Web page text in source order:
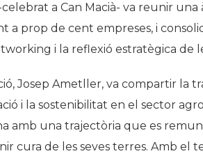
a Can Macià- va reunir
a prop de cent empreses, i
i la reflexió estratègica de
Josep Ametller, va compartir la
i la sostenibilitat en el sector
amb una trajectòria que es
cura de les seves terres. Amb el